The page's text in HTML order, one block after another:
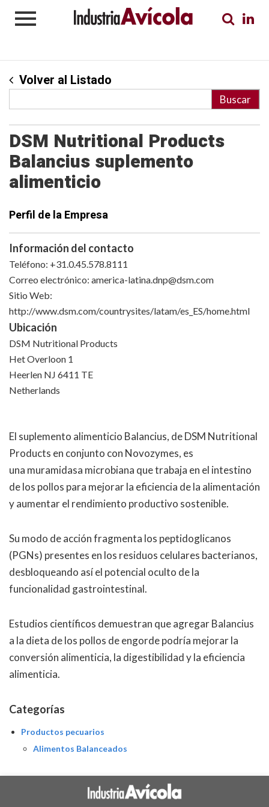
Volver al Listado
DSM Nutritional Products
Balancius suplemento
alimenticio
Perfil de la Empresa
Información del contacto
Teléfono: +31.0.45.578.8111
Correo electrónico: america-latina.dnp@dsm.com
Sitio Web:
http://www.dsm.com/countrysites/latam/es_ES/home.html
Ubicación
DSM Nutritional Products
Het Overloon 1
Heerlen NJ 6411 TE
Netherlands
El suplemento alimenticio Balancius, de DSM Nutritional
Products en conjunto con Novozymes, es
una muramidasa microbiana que trabaja en el intestino
de los pollos para mejorar la eficiencia de la alimentación
y aumentar el rendimiento productivo sostenible.
Su modo de acción fragmenta los peptidoglicanos
(PGNs) presentes en los residuos celulares bacterianos,
desbloqueando así el potencial oculto de la
funcionalidad gastrointestinal.
Estudios científicos demuestran que agregar Balancius
a la dieta de los pollos de engorde podría mejorar la
conversión alimenticia, la digestibilidad y la eficiencia
alimenticia.
Categorías
Productos pecuarios
Alimentos Balanceados